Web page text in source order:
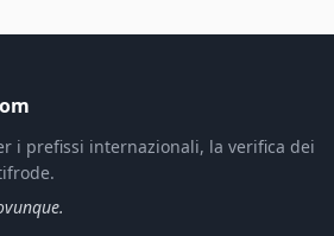
i prefissi internazionali, la verifica dei